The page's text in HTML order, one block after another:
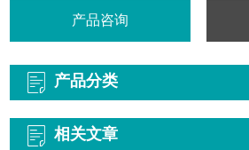
产品咨询
产品分类
相关文章